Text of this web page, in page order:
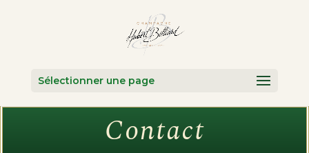
Sélectionner une page
Contact